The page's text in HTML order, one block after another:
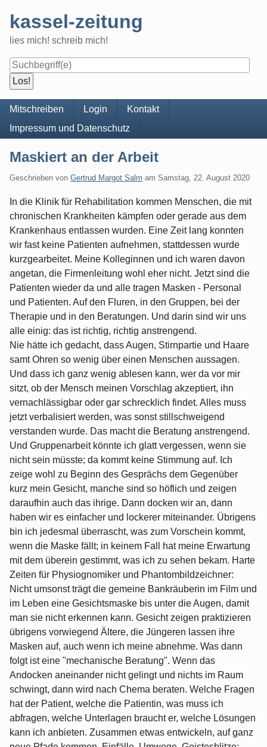
content
kassel-zeitung
lies mich! schreib mich!
Navigation
Mitschreiben Login
Kontakt
Impressum und Datenschutz
Maskiert an der Arbeit
Geschrieben von Gertrud Margot Salm am Samstag, 22. August 2020
In die Klinik für Rehabilitation kommen Menschen, die mit
chronischen Krankheiten kämpfen oder gerade aus dem
Krankenhaus entlassen wurden. Eine Zeit lang konnten
wir fast keine Patienten aufnehmen, stattdessen wurde
kurzgearbeitet. Meine Kolleginnen und ich waren davon
angetan, die Firmenleitung wohl eher nicht. Jetzt sind die
Patienten wieder da und alle tragen Masken - Personal
und Patienten. Auf den Fluren, in den Gruppen, bei der
Therapie und in den Beratungen. Und darin sind wir uns
alle einig: das ist richtig, richtig anstrengend.
Nie hätte ich gedacht, dass Augen, Stirnpartie und Haare
samt Ohren so wenig über einen Menschen aussagen.
Und dass ich ganz wenig ablesen kann, wer da vor mir
sitzt, ob der Mensch meinen Vorschlag akzeptiert, ihn
vernachlässigbar oder gar schrecklich findet. Alles muss
jetzt verbalisiert werden, was sonst stillschweigend
verstanden wurde. Das macht die Beratung anstrengend.
Und Gruppenarbeit könnte ich glatt vergessen, wenn sie
nicht sein müsste; da kommt keine Stimmung auf. Ich
zeige wohl zu Beginn des Gesprächs dem Gegenüber
kurz mein Gesicht, manche sind so höflich und zeigen
daraufhin auch das ihrige. Dann docken wir an, dann
haben wir es einfacher und lockerer miteinander. Übrigens
bin ich jedesmal überrascht, was zum Vorschein kommt,
wenn die Maske fällt; in keinem Fall hat meine Erwartung
mit dem überein gestimmt, was ich zu sehen bekam. Harte
Zeiten für Physiognomiker und Phantombildzeichner:
Nicht umsonst trägt die gemeine Bankräuberin im Film und
im Leben eine Gesichtsmaske bis unter die Augen, damit
man sie nicht erkennen kann. Gesicht zeigen praktizieren
übrigens vorwiegend Ältere, die Jüngeren lassen ihre
Masken auf, auch wenn ich meine abnehme. Was dann
folgt ist eine "mechanische Beratung". Wenn das
Andocken aneinander nicht gelingt und nichts im Raum
schwingt, dann wird nach Chema beraten. Welche Fragen
hat der Patient, welche die Patientin, was muss ich
abfragen, welche Unterlagen braucht er, welche Lösungen
kann ich anbieten. Zusammen etwas entwickeln, auf ganz